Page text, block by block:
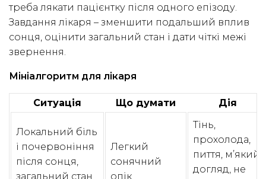
треба лякати пацієнтку після одного епізоду.
Завдання лікаря – зменшити подальший вплив
сонця, оцінити загальний стан і дати чіткі межі
звернення.
Мініалгоритм для лікаря
Ситуація Що думати Дія
Локальний біль
і почервоніння
після сонця,
загальний стан
Легкий
сонячний
опік
Тінь,
прохолода,
пиття, м’який
догляд, не